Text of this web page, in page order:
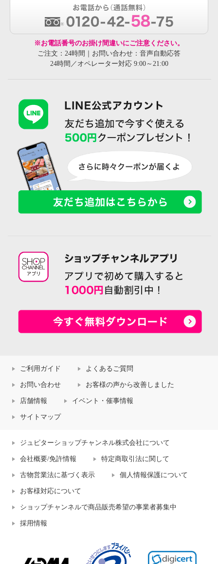
※お電話番号のお掛け間違いにご注意ください。
ご注文：24時間｜お問い合わせ：音声自動応答
24時間／オペレーター対応 9:00～21:00
ご利用ガイド よくあるご質問
お問い合わせ お客様の声から改善しました
店舗情報 イベント・催事情報
サイトマップ
ジュピターショップチャンネル株式会社について
会社概要/免許情報 特定商取引法に関して
古物営業法に基づく表示 個人情報保護について
お客様対応について
ショップチャンネルで商品販売希望の事業者募集中
採用情報